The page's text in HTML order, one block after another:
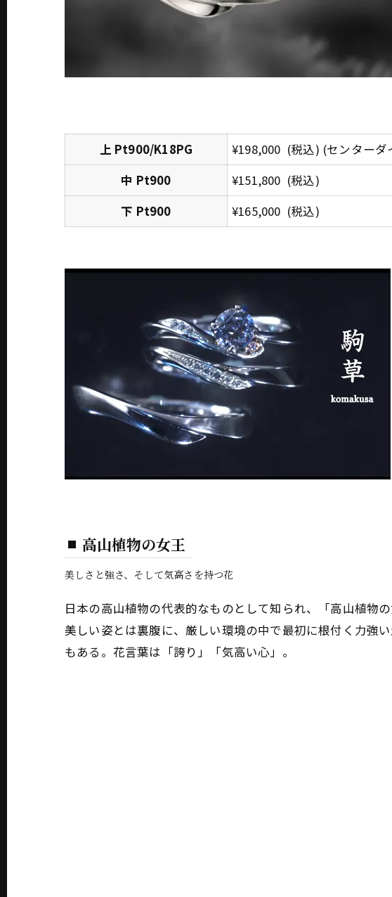
上 Pt900/K18PG
¥198,000 (税込) (センターダ
中 Pt900
¥151,800 (税込)
下 Pt900
¥165,000 (税込)
高山植物の女王
美しさと強さ、そして気高さを持つ花
日本の高山植物の代表的なものとして知られ、「高山植物
美しい姿とは裏腹に、厳しい環境の中で最初に根付く力強
もある。花言葉は「誇り」「気高い心」。